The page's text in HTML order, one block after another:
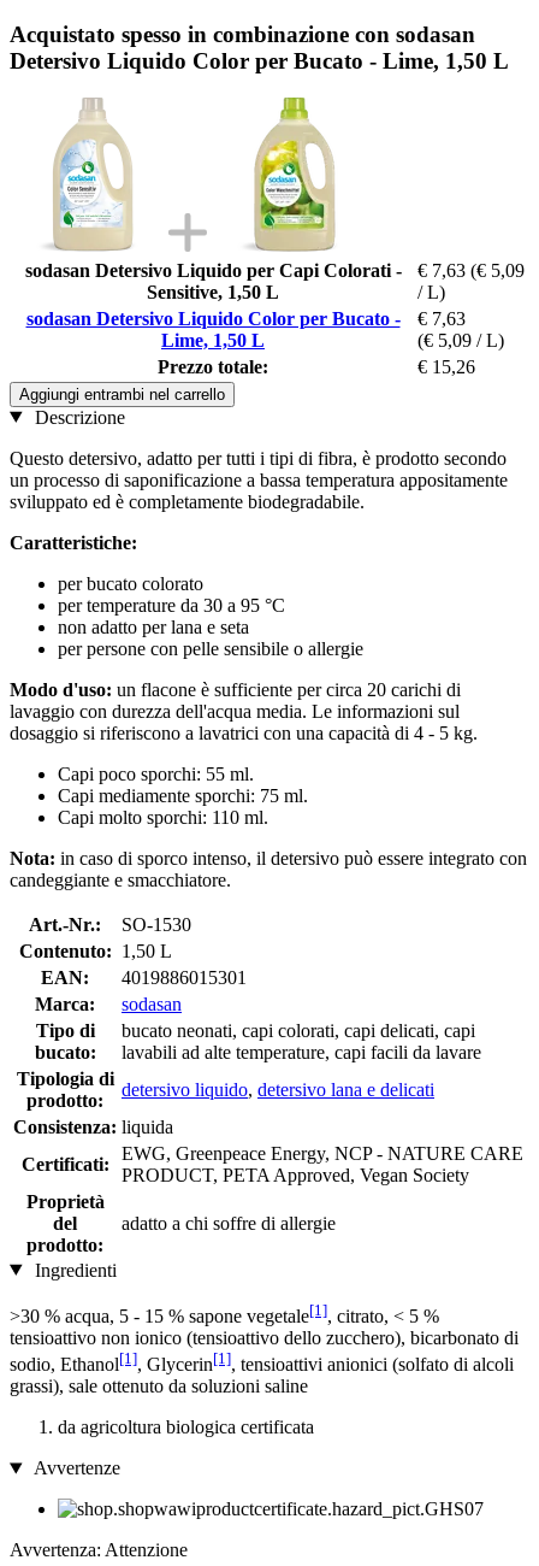
Acquistato spesso in combinazione con sodasan
Detersivo Liquido Color per Bucato - Lime, 1,50 L
sodasan Detersivo Liquido per Capi Colorati -
Sensitive, 1,50 L
€ 7,63 (€ 5,09
/ L)
sodasan Detersivo Liquido Color per Bucato -
Lime, 1,50 L
€ 7,63
(€ 5,09 / L)
Prezzo totale:
€ 15,26
Aggiungi entrambi nel carrello
Descrizione
Questo detersivo, adatto per tutti i tipi di fibra, è prodotto secondo
un processo di saponificazione a bassa temperatura appositamente
sviluppato ed è completamente biodegradabile.
Caratteristiche:
per bucato colorato
per temperature da 30 a 95 °C
non adatto per lana e seta
per persone con pelle sensibile o allergie
Modo d'uso: un flacone è sufficiente per circa 20 carichi di
lavaggio con durezza dell'acqua media. Le informazioni sul
dosaggio si riferiscono a lavatrici con una capacità di 4 - 5 kg.
Capi poco sporchi: 55 ml.
Capi mediamente sporchi: 75 ml.
Capi molto sporchi: 110 ml.
Nota: in caso di sporco intenso, il detersivo può essere integrato con
candeggiante e smacchiatore.
Art.-Nr.:
SO-1530
Contenuto: 1,50 L
EAN:
4019886015301
Marca:
sodasan
Tipo di
bucato:
bucato neonati, capi colorati, capi delicati, capi
lavabili ad alte temperature, capi facili da lavare
Tipologia di
prodotto:
detersivo liquido, detersivo lana e delicati
Consistenza: liquida
Certificati:
EWG, Greenpeace Energy, NCP - NATURE CARE
PRODUCT, PETA Approved, Vegan Society
Proprietà
del
prodotto:
adatto a chi soffre di allergie
Ingredienti
>30 % acqua, 5 - 15 % sapone vegetale[1], citrato, < 5 %
tensioattivo non ionico (tensioattivo dello zucchero), bicarbonato di
sodio, Ethanol[1], Glycerin[1], tensioattivi anionici (solfato di alcoli
grassi), sale ottenuto da soluzioni saline
da agricoltura biologica certificata
Avvertenze
Avvertenza: Attenzione